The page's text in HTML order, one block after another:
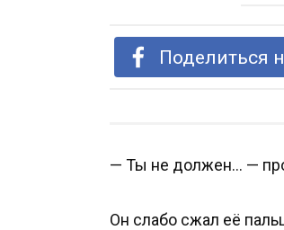
Поделиться
— Ты не должен… —
Он слабо сжал её